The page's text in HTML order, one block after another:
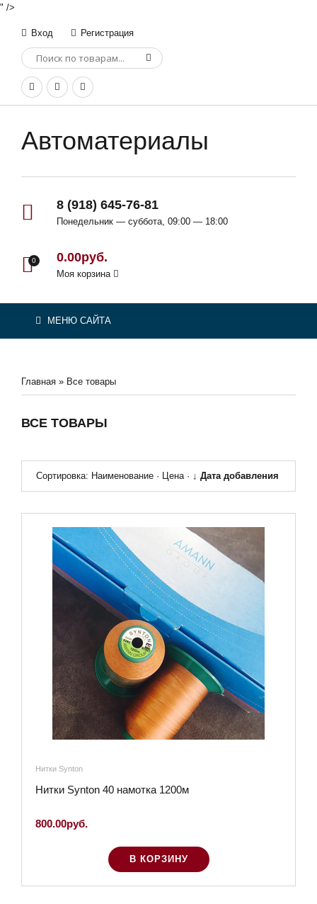
" />
Вход Регистрация
Автоматериалы
8 (918) 645-76-81
Понедельник — суббота, 09:00 — 18:00
0 0.00руб.
Моя корзина
МЕНЮ САЙТА
Главная » Все товары
ВСЕ ТОВАРЫ
Сортировка: Наименование · Цена· ↓ Дата добавления
Нитки Synton
Нитки Synton 40 намотка 1200м
800.00руб.
В КОРЗИНУ